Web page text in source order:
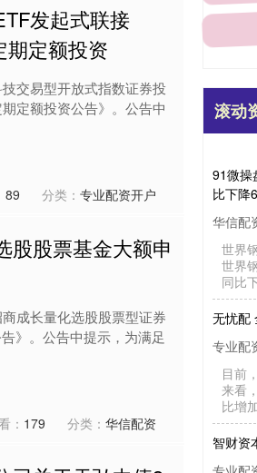
发起式联接
期定额投资
交易型开放式指数证券投
定额投资公告》。公告中
89 分类： 专业配资开户
股股票基金大额申
成长量化选股股票型证券
》。公告中提示，为满足
： 179 分类： 华信配资
滚动
同门证
20.82%
专业配
本站
价率